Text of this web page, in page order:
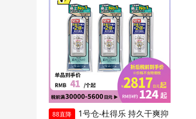
88直降 1号仓-杜得乐 持久干爽抑